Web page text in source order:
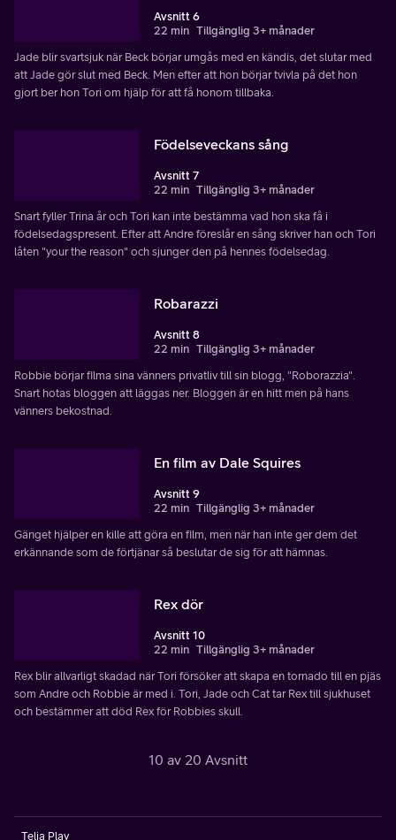
Avsnitt 6
22 min Tillgänglig 3+ månader
Jade blir svartsjuk när Beck börjar umgås med en kändis, det slutar med
att Jade gör slut med Beck. Men efter att hon börjar tvivla på det hon
gjort ber hon Tori om hjälp för att få honom tillbaka.
Födelseveckans sång
Avsnitt 7
22 min Tillgänglig 3+ månader
Snart fyller Trina år och Tori kan inte bestämma vad hon ska få i
födelsedagspresent. Efter att Andre föreslår en sång skriver han och Tori
låten "your the reason" och sjunger den på hennes födelsedag.
Robarazzi
Avsnitt 8
22 min Tillgänglig 3+ månader
Robbie börjar filma sina vänners privatliv till sin blogg, "Roborazzia".
Snart hotas bloggen att läggas ner. Bloggen är en hitt men på hans
vänners bekostnad.
En film av Dale Squires
Avsnitt 9
22 min Tillgänglig 3+ månader
Gänget hjälper en kille att göra en film, men när han inte ger dem det
erkännande som de förtjänar så beslutar de sig för att hämnas.
Rex dör
Avsnitt 10
22 min Tillgänglig 3+ månader
Rex blir allvarligt skadad när Tori försöker att skapa en tornado till en pjäs
som Andre och Robbie är med i. Tori, Jade och Cat tar Rex till sjukhuset
och bestämmer att död Rex för Robbies skull.
10 av 20 Avsnitt
Telia Play